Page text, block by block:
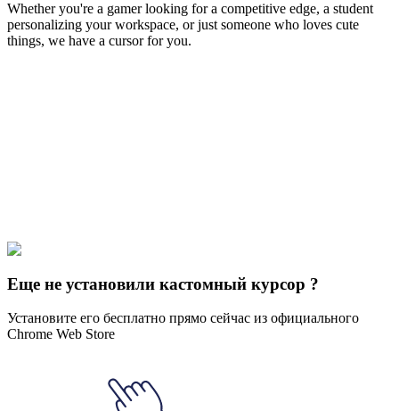
Whether you're a gamer looking for a competitive edge, a student
personalizing your workspace, or just someone who loves cute
things, we have a cursor for you.
🚀 For Browser
Еще не установили кастомный курсор ?
Установите его бесплатно прямо сейчас из официального
Chrome Web Store